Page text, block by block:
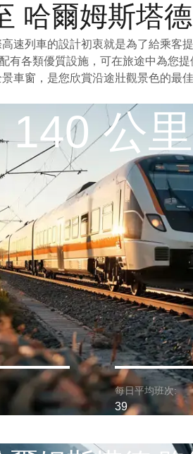
哈爾姆斯塔
速列車的設計初衷就是為了給乘
各類優質設施，可在旅途中為您
車窗，是您欣賞沿途壯觀景色的
140 公里
每日平均班次:
39